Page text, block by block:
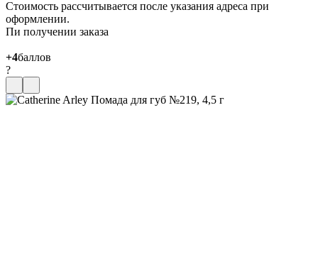
Стоимость рассчитывается после указания адреса при
оформлении.
Пи получении заказа
+4баллов
?